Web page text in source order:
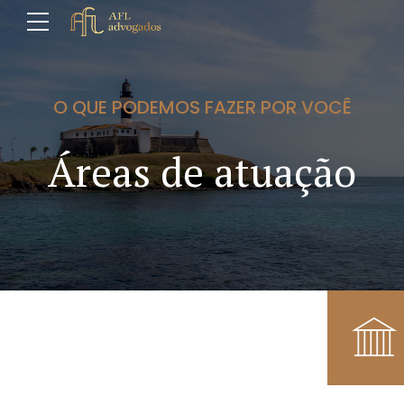
O QUE PODEMOS FAZER POR VOCÊ
Áreas de atuação